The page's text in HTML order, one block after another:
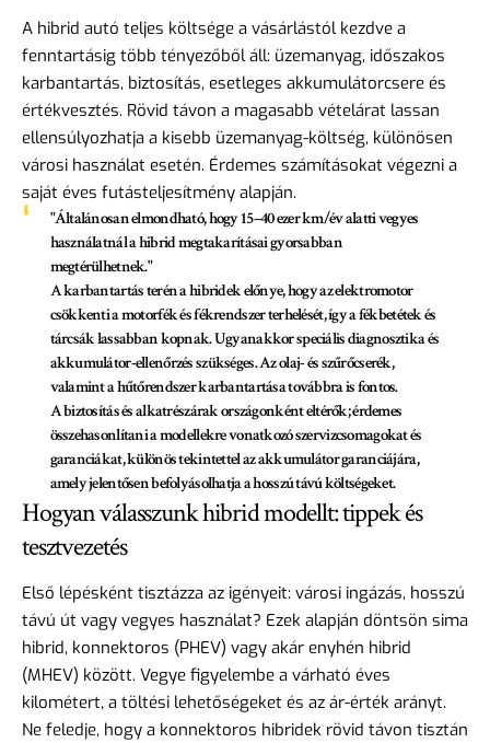
A hibrid autó teljes költsége a vásárlástól kezdve a
fenntartásig több tényezőből áll: üzemanyag, időszakos
karbantartás, biztosítás, esetleges akkumulátorcsere és
értékvesztés. Rövid távon a magasabb vételárat lassan
ellensúlyozhatja a kisebb üzemanyag-költség, különösen
városi használat esetén. Érdemes számításokat végezni a
saját éves futásteljesítmény alapján.
"Általánosan elmondható, hogy 15–40 ezer km/év alatti vegyes
használatnál a hibrid megtakarításai gyorsabban
megtérülhetnek."
A karbantartás terén a hibridek előnye, hogy az elektromotor
csökkenti a motorfék és fékrendszer terhelését, így a fékbetétek és
tárcsák lassabban kopnak. Ugyanakkor speciális diagnosztika és
akkumulátor-ellenőrzés szükséges. Az olaj- és szűrőcserék,
valamint a hűtőrendszer karbantartása továbbra is fontos.
A biztosítás és alkatrészárak országonként eltérők; érdemes
összehasonlítani a modellekre vonatkozó szervizcsomagokat és
garanciákat, különös tekintettel az akkumulátor garanciájára,
amely jelentősen befolyásolhatja a hosszú távú költségeket.
Hogyan válasszunk hibrid modellt: tippek és
tesztvezetés
Első lépésként tisztázza az igényeit: városi ingázás, hosszú
távú út vagy vegyes használat? Ezek alapján döntsön sima
hibrid, konnektoros (PHEV) vagy akár enyhén hibrid
(MHEV) között. Vegye figyelembe a várható éves
kilométert, a töltési lehetőségeket és az ár-érték arányt.
Ne feledje, hogy a konnektoros hibridek rövid távon tisztán